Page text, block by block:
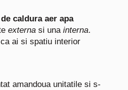
caldura aer apa
externa si una interna.
ai si spatiu interior
amandoua unitatile si s-